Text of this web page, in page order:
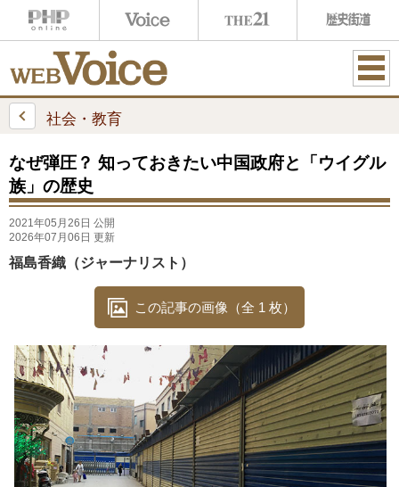
ME
社会・教育
なぜ弾圧？ 知っておきたい中国政府と「ウイグル
族」の歴史
2021年05月26日 公開
2026年07月06日 更新
福島香織（ジャーナリスト）
この記事の画像（全 1 枚）